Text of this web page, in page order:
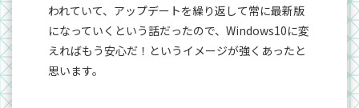
われていて、アップデートを繰り返して常に最新版
になっていくという話だったので、Windows10に変
えればもう安心だ！というイメージが強くあったと
思います。